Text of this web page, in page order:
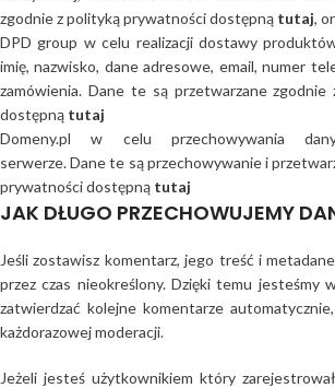
zgodnie z polityką prywatności dostępną tutaj,
DPD group w celu realizacji dostawy
imię, nazwisko, dane adresowe, email, numer
zamówienia. Dane te są przetwarzane
dostępną tutaj
Domeny.pl w celu przechowywania
serwerze. Dane te są przechowywanie i
prywatności dostępną tutaj
JAK DŁUGO PRZECHOWUJEMY
Jeśli zostawisz komentarz, jego treść i
przez czas nieokreślony. Dzięki temu jesteśmy
zatwierdzać kolejne komentarze
każdorazowej moderacji.
Jeżeli jesteś użytkownikiem który